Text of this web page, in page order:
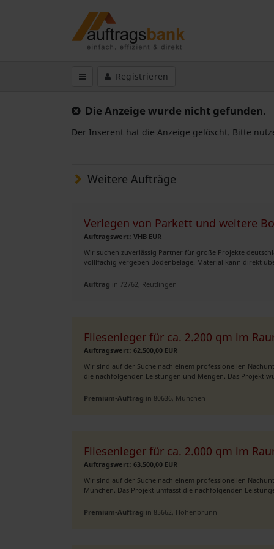
Registrieren
Die Anzeige wurde nicht gefunden.
Der Inserent hat die Anzeige gelöscht. Bitte
Weitere Aufträge
Verlegen von Parkett und weitere
Auftragswert: VHB EUR
Wir suchen zuverlässig Partner für große Projekte
volllfächig vergeben Bodenbeläge. Material kann direkt
Auftrag in 72762, Reutlingen
Fliesenleger für ca. 2.200 qm im
Auftragswert: 62.500,00 EUR
Wir sind auf der Suche nach einem professionellen
die nachfolgenden Leistungen und Mengen. Das Projekt
Premium-Auftrag in 80636, München
Fliesenleger für ca. 2.000 qm im
Auftragswert: 63.500,00 EUR
Wir sind auf der Suche nach einem professionellen
München. Das Projekt umfasst die nachfolgenden
Premium-Auftrag in 85662, Hohenbrunn